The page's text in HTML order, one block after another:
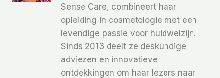
Sense Care, combineert haar
opleiding in cosmetologie met een
levendige passie voor huidwelzijn.
Sinds 2013 deelt ze deskundige
adviezen en innovatieve
ontdekkingen om haar lezers naar